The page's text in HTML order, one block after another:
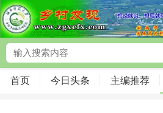
首页 今日头条 主编推荐